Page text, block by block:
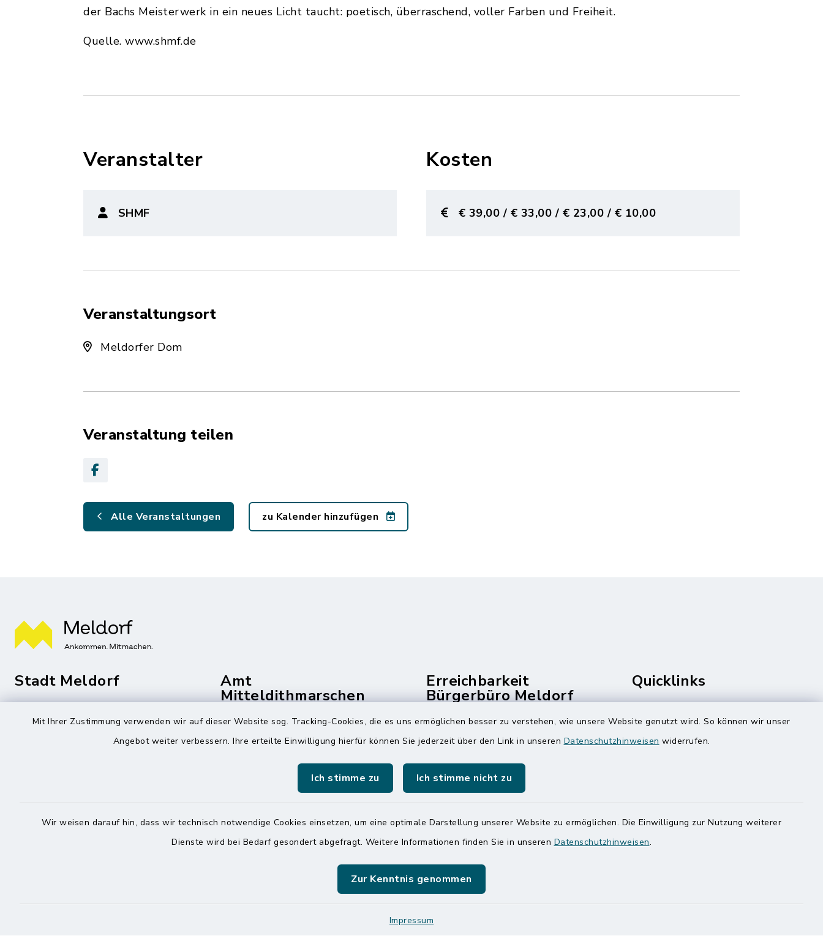
Mit Ihrer Zustimmung verwenden wir auf dieser Website sog. Tracking-Cookies, die es uns ermöglichen besser zu verstehen, wie unsere Website genutzt wird. So können wir unser
Angebot weiter verbessern. Ihre erteilte Einwilligung hierfür können Sie jederzeit über den Link in unseren Datenschutzhinweisen widerrufen.
Ich stimme zu Ich stimme nicht zu
Wir weisen darauf hin, dass wir technisch notwendige Cookies einsetzen, um eine optimale Darstellung unserer Website zu ermöglichen. Die Einwilligung zur Nutzung weiterer
Dienste wird bei Bedarf gesondert abgefragt. Weitere Informationen finden Sie in unseren Datenschutzhinweisen.
Zur Kenntnis genommen
Impressum
der Bachs Meisterwerk in ein neues Licht taucht: poetisch, überraschend, voller Farben und Freiheit.
Quelle. www.shmf.de
Veranstalter
SHMF
Kosten
€ 39,00 / € 33,00 / € 23,00 / € 10,00
Veranstaltungsort
Meldorfer Dom
Veranstaltung teilen
Alle Veranstaltungen zu Kalender hinzufügen
Stadt Meldorf Amt
Mitteldithmarschen
Roggenstraße 14
25704 Meldorf
04832 6065-0
04832 6065-215
Erreichbarkeit
Bürgerbüro Meldorf
Montag und Freitag
Dienstag und Donnerstag
8:00 Uhr - 12:00 Uhr
14:00 Uhr - 18:00 Uhr
Online-TerminvereinbarungHaben
Sie ein dringendes Anliegen,
finden aber online keinen
zeitnahen Termin? Rufen Sie uns
gerne unter der Telefonnummer
04832 6065 0 an!
Quicklinks
Speicherkoog Meldorfer Koog